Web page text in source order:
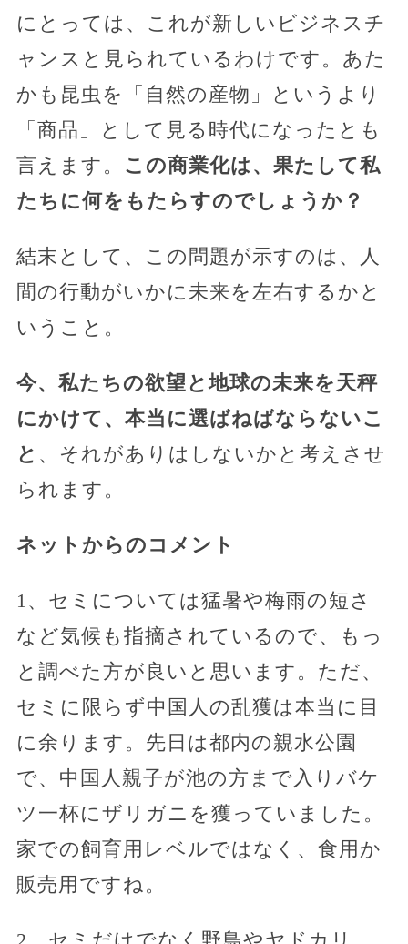
にとっては、これが新しいビジネスチ
ャンスと見られているわけです。あた
かも昆虫を「自然の産物」というより
「商品」として見る時代になったとも
言えます。 この商業化は、果たして私
たちに何をもたらすのでしょうか？
結末として、この問題が示すのは、人
間の行動がいかに未来を左右するかと
いうこと。
今、私たちの欲望と地球の未来を天秤
にかけて、本当に選ばねばならないこ
と 、それがありはしないかと考えさせ
られます。
ネットからのコメント
1、セミについては猛暑や梅雨の短さ
など気候も指摘されているので、もっ
と調べた方が良いと思います。ただ、
セミに限らず中国人の乱獲は本当に目
に余ります。先日は都内の親水公園
で、中国人親子が池の方まで入りバケ
ツ一杯にザリガニを獲っていました。
家での飼育用レベルではなく、食用か
販売用ですね。